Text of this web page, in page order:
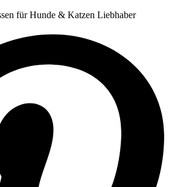
für Hunde & Katzen Liebhaber